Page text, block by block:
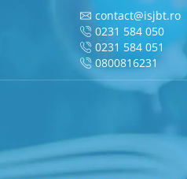
contact@isjbt.ro
0231 584 050
0231 584 051
0800816231